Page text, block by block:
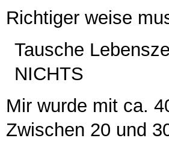
Richtiger weise
Tausche
NICHTS
Mir wurde mit ca.
Zwischen 20 und